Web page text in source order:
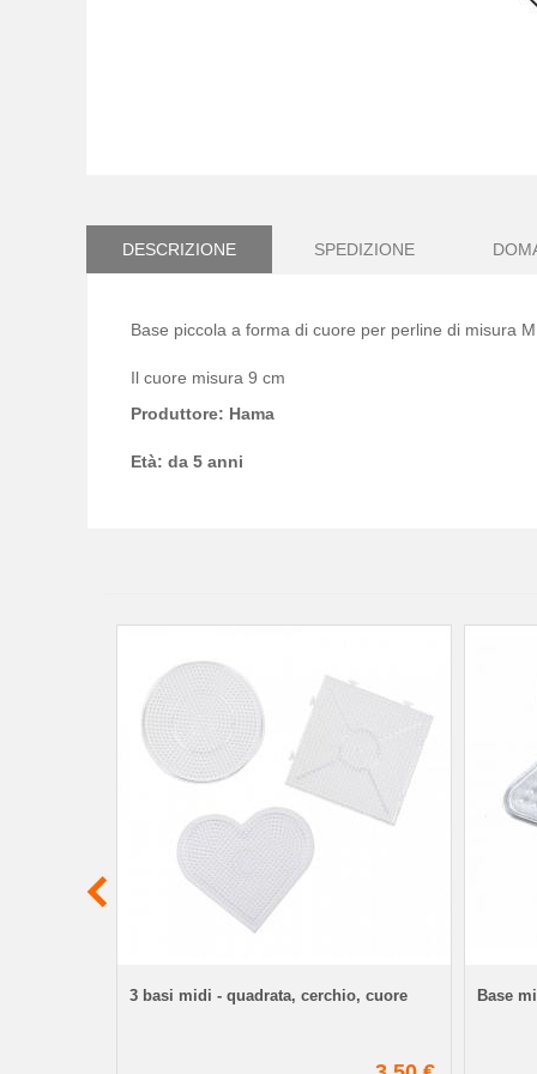
galleria
DESCRIZIONE
Base piccola a forma di cuore per perline di misura
Il cuore misura 9 cm
Produttore: Hama
Età: da 5 anni
SPEDIZIONE
3 basi midi - quadrata, cerchio, cuore Base